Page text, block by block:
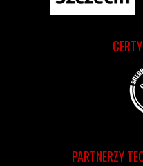
PARTNERZY